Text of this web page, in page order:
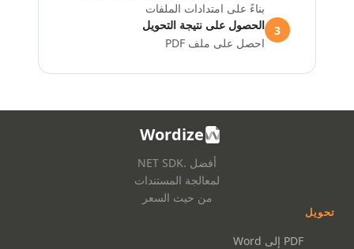
بناءً على امتدادات الملفات
3
الحصول على نتيجة التحويل
احصل على ملف PDF
Wordize
أفضل .NET SDK
لمعالجة المستندات
من حيث السعر
تحويل
PDF إلى Word